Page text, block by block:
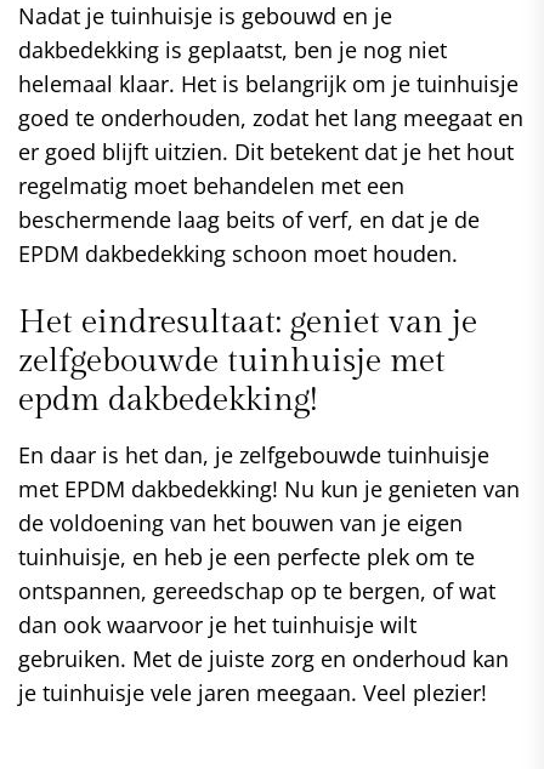
Nadat je tuinhuisje is gebouwd en je
dakbedekking is geplaatst, ben je nog niet
helemaal klaar. Het is belangrijk om je tuinhuisje
goed te onderhouden, zodat het lang meegaat en
er goed blijft uitzien. Dit betekent dat je het hout
regelmatig moet behandelen met een
beschermende laag beits of verf, en dat je de
EPDM dakbedekking schoon moet houden.
Het eindresultaat: geniet van je
zelfgebouwde tuinhuisje met
epdm dakbedekking!
En daar is het dan, je zelfgebouwde tuinhuisje
met EPDM dakbedekking! Nu kun je genieten van
de voldoening van het bouwen van je eigen
tuinhuisje, en heb je een perfecte plek om te
ontspannen, gereedschap op te bergen, of wat
dan ook waarvoor je het tuinhuisje wilt
gebruiken. Met de juiste zorg en onderhoud kan
je tuinhuisje vele jaren meegaan. Veel plezier!